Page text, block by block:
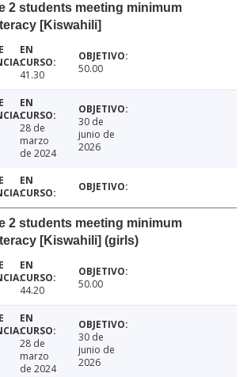
2 students meeting minimum
[Kiswahili]
41.30 50.00
28 de
marzo
de 2024
30 de
junio de
2026
2 students meeting minimum
[Kiswahili] (girls)
44.20 50.00
28 de
marzo
de 2024
30 de
junio de
2026